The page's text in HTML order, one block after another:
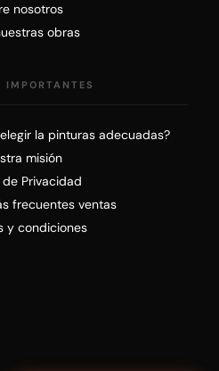
nosotros
obras
IMPORTANTES
la pinturas adecuadas?
misión
de Privacidad
frecuentes ventas
y condiciones